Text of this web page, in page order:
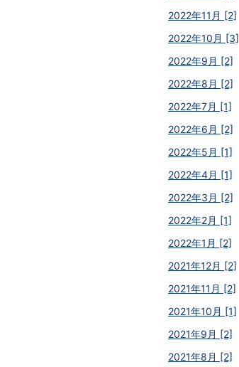
2022年11月 [2]
2022年10月 [3]
2022年9月 [2]
2022年8月 [2]
2022年7月 [1]
2022年6月 [2]
2022年5月 [1]
2022年4月 [1]
2022年3月 [2]
2022年2月 [1]
2022年1月 [2]
2021年12月 [2]
2021年11月 [2]
2021年10月 [1]
2021年9月 [2]
2021年8月 [2]